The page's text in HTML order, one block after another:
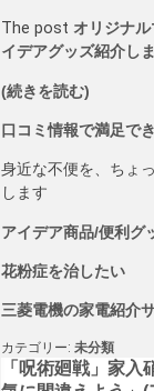
The post オリジナ
イデアグッズ紹介し
(続きを読む)
口コミ情報で満足で
身近な不便を、ちょ
します
アイデア商品/便利グ
花粉症を治したい
三菱電機の家電紹介
カテゴリー: 未分類
投
「呪術廻戦」家